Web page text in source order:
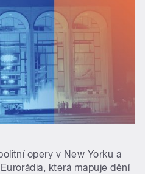
opery v New Yorku a
která mapuje dění